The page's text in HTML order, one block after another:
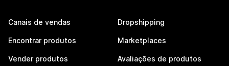
Canais de vendas
Encontrar produtos
Vender produtos
Dropshipping
Marketplaces
Avaliações de produtos